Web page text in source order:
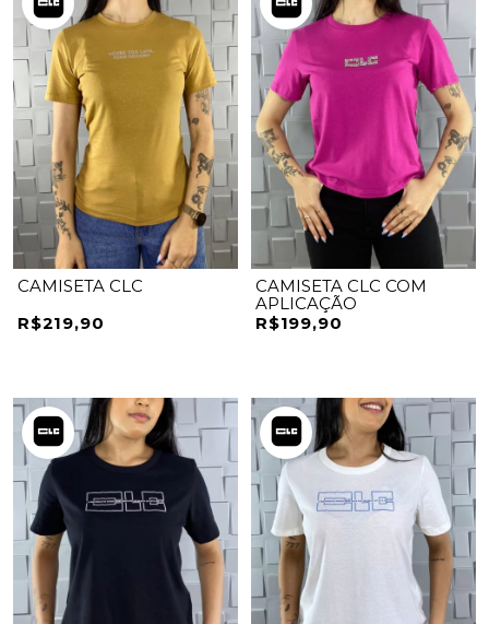
CAMISETA CLC
R$219,90
CAMISETA CLC COM
APLICAÇÃO
R$199,90